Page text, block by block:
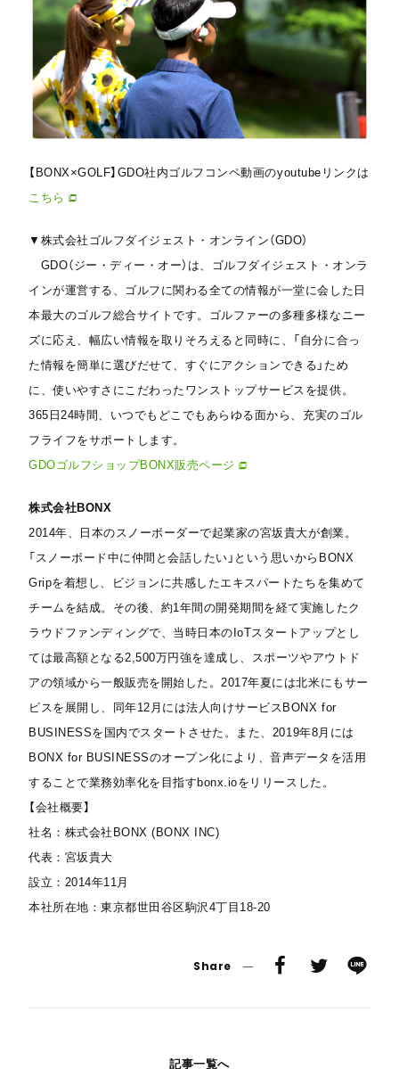
【BONX×GOLF】GDO社内ゴルフコンペ動画のyoutubeリンクは
こちら
▼株式会社ゴルフダイジェスト・オンライン（GDO）
GDO（ジー・ディー・オー）は、ゴルフダイジェスト・オンラ
インが運営する、ゴルフに関わる全ての情報が一堂に会した日
本最大のゴルフ総合サイトです。ゴルファーの多種多様なニー
ズに応え、幅広い情報を取りそろえると同時に、「自分に合っ
た情報を簡単に選びだせて、すぐにアクションできる」ため
に、使いやすさにこだわったワンストップサービスを提供。
365日24時間、いつでもどこでもあらゆる面から、充実のゴル
フライフをサポートします。
GDOゴルフショップBONX販売ページ
株式会社BONX
2014年、日本のスノーボーダーで起業家の宮坂貴大が創業。
「スノーボード中に仲間と会話したい」という思いからBONX
Gripを着想し、ビジョンに共感したエキスパートたちを集めて
チームを結成。その後、約1年間の開発期間を経て実施したク
ラウドファンディングで、当時日本のIoTスタートアップとし
ては最高額となる2,500万円強を達成し、スポーツやアウトド
アの領域から一般販売を開始した。2017年夏には北米にもサー
ビスを展開し、同年12月には法人向けサービスBONX for
BUSINESSを国内でスタートさせた。また、2019年8月には
BONX for BUSINESSのオープン化により、音声データを活用
することで業務効率化を目指すbonx.ioをリリースした。
【会社概要】
社名：株式会社BONX (BONX INC)
代表：宮坂貴大
設立：2014年11月
本社所在地：東京都世田谷区駒沢4丁目18-20
Share
記事一覧へ